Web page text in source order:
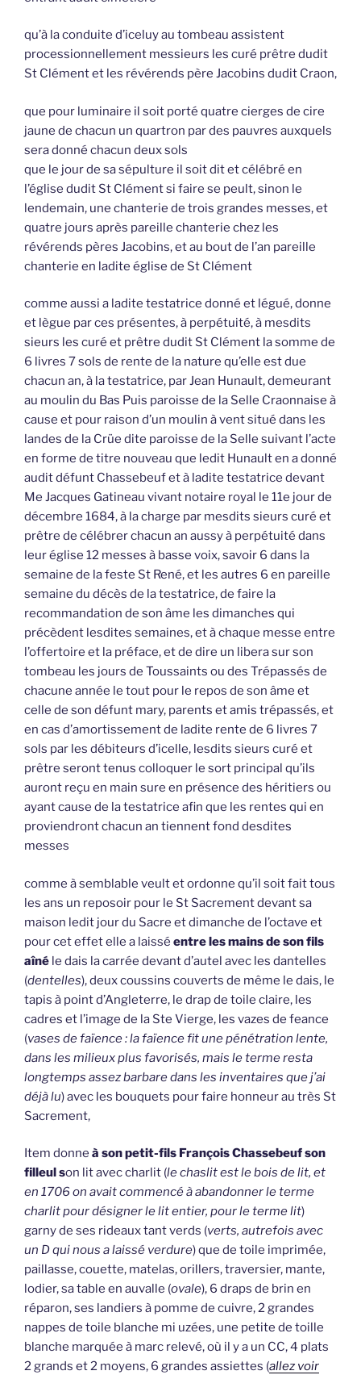
qu’à la conduite d’iceluy au tombeau assistent
processionnellement messieurs les curé prêtre dudit
St Clément et les révérends père Jacobins dudit Craon,
que pour luminaire il soit porté quatre cierges de cire
jaune de chacun un quartron par des pauvres auxquels
sera donné chacun deux sols
que le jour de sa sépulture il soit dit et célébré en
l’église dudit St Clément si faire se peult, sinon le
lendemain, une chanterie de trois grandes messes, et
quatre jours après pareille chanterie chez les
révérends pères Jacobins, et au bout de l’an pareille
chanterie en ladite église de St Clément
comme aussi a ladite testatrice donné et légué, donne
et lègue par ces présentes, à perpétuité, à mesdits
sieurs les curé et prêtre dudit St Clément la somme de
6 livres 7 sols de rente de la nature qu’elle est due
chacun an, à la testatrice, par Jean Hunault, demeurant
au moulin du Bas Puis paroisse de la Selle Craonnaise à
cause et pour raison d’un moulin à vent situé dans les
landes de la Crüe dite paroisse de la Selle suivant l’acte
en forme de titre nouveau que ledit Hunault en a donné
audit défunt Chassebeuf et à ladite testatrice devant
Me Jacques Gatineau vivant notaire royal le 11e jour de
décembre 1684, à la charge par mesdits sieurs curé et
prêtre de célébrer chacun an aussy à perpétuité dans
leur église 12 messes à basse voix, savoir 6 dans la
semaine de la feste St René, et les autres 6 en pareille
semaine du décès de la testatrice, de faire la
recommandation de son âme les dimanches qui
précèdent lesdites semaines, et à chaque messe entre
l’offertoire et la préface, et de dire un libera sur son
tombeau les jours de Toussaints ou des Trépassés de
chacune année le tout pour le repos de son âme et
celle de son défunt mary, parents et amis trépassés, et
en cas d’amortissement de ladite rente de 6 livres 7
sols par les débiteurs d’icelle, lesdits sieurs curé et
prêtre seront tenus colloquer le sort principal qu’ils
auront reçu en main sure en présence des héritiers ou
ayant cause de la testatrice afin que les rentes qui en
proviendront chacun an tiennent fond desdites
messes
comme à semblable veult et ordonne qu’il soit fait tous
les ans un reposoir pour le St Sacrement devant sa
maison ledit jour du Sacre et dimanche de l’octave et
pour cet effet elle a laissé entre les mains de son fils
aîné le dais la carrée devant d’autel avec les dantelles
(dentelles), deux coussins couverts de même le dais, le
tapis à point d’Angleterre, le drap de toile claire, les
cadres et l’image de la Ste Vierge, les vazes de feance
(vases de faïence : la faïence fit une pénétration lente,
dans les milieux plus favorisés, mais le terme resta
longtemps assez barbare dans les inventaires que j’ai
déjà lu) avec les bouquets pour faire honneur au très St
Sacrement,
Item donne à son petit-fils François Chassebeuf son
filleul son lit avec charlit (le chaslit est le bois de lit, et
en 1706 on avait commencé à abandonner le terme
charlit pour désigner le lit entier, pour le terme lit)
garny de ses rideaux tant verds (verts, autrefois avec
un D qui nous a laissé verdure) que de toile imprimée,
paillasse, couette, matelas, orillers, traversier, mante,
lodier, sa table en auvalle (ovale), 6 draps de brin en
réparon, ses landiers à pomme de cuivre, 2 grandes
nappes de toile blanche mi uzées, une petite de toille
blanche marquée à marc relevé, où il y a un CC, 4 plats
2 grands et 2 moyens, 6 grandes assiettes (allez voir